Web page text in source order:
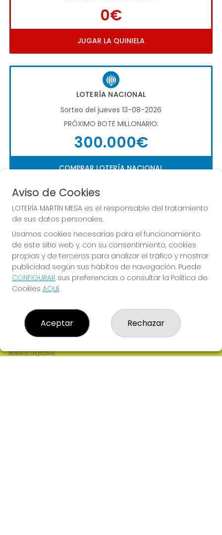
0€
JUGAR LA QUINIELA
LOTERÍA NACIONAL
Sorteo del jueves 13-08-2026
PRÓXIMO BOTE MILLONARIO:
300.000€
COMPRAR LOTERÍA NACIONAL
Imagen anterior
LOTERÍA MARTÍN MESA
Resultados
Contacto
Empresas
Boletos digitales
Aviso de Cookies
LOTERÍA MARTÍN MESA es el responsable del tratamiento
de sus datos personales.
Usamos cookies necesarias para el funcionamiento
de este sitio web y, con su consentimiento, cookies
propias y de terceros para analizar el tráfico y mostrar
publicidad según sus hábitos de navegación. Puede
CONFIGURAR sus preferencias o consultar la Política de
Cookies AQUÍ.
Aceptar Rechazar